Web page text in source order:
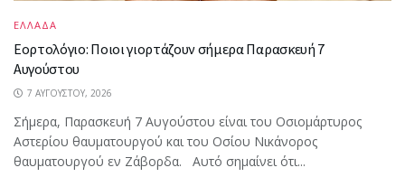
ΕΛΛΑΔΑ
Εορτολόγιο: Ποιοι γιορτάζουν σήμερα Παρασκευή 7
Αυγούστου
7 ΑΥΓΟΎΣΤΟΥ, 2026
Σήμερα, Παρασκευή 7 Αυγούστου είναι του Οσιομάρτυρος
Αστερίου θαυματουργού και του Οσίου Νικάνορος
θαυματουργού εν Ζάβορδα. Αυτό σημαίνει ότι...